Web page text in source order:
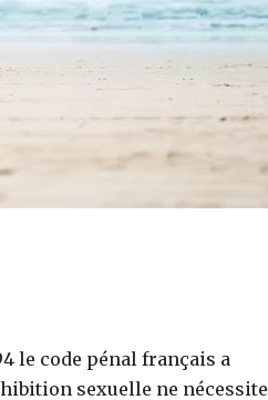
le code pénal français a
sexuelle ne nécessite